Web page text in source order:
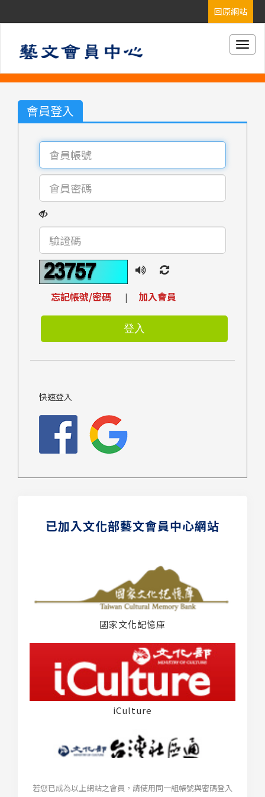
會員登入
忘記帳號/密碼 | 加入會員
快速登入
已加入文化部藝文會員中心網站
國家文化記憶庫
iCulture
若您已成為以上網站之會員，請使用同一組帳號與密碼登入